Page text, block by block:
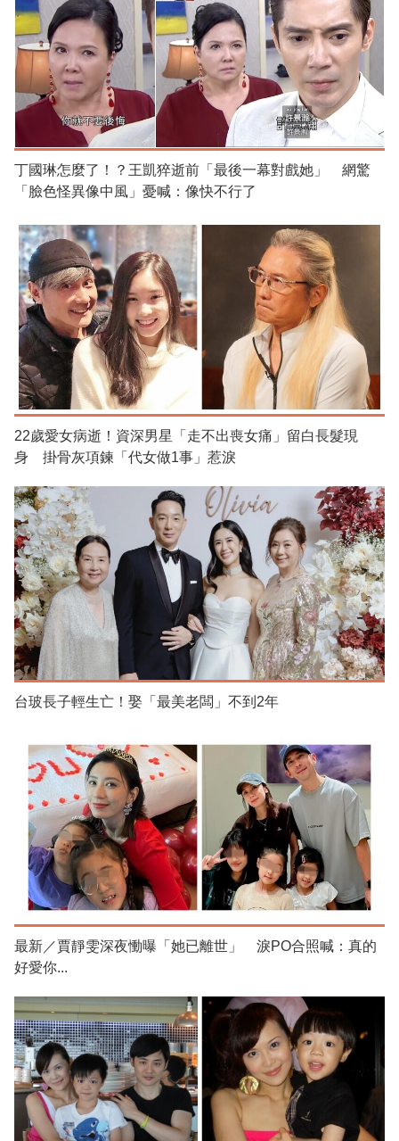
丁國琳怎麼了！？王凱猝逝前「最後一幕對戲她」 網驚
「臉色怪異像中風」憂喊：像快不行了
22歲愛女病逝！資深男星「走不出喪女痛」留白長髮現
身 掛骨灰項鍊「代女做1事」惹淚
台玻長子輕生亡！娶「最美老闆」不到2年
最新／賈靜雯深夜慟曝「她已離世」 淚PO合照喊：真的
好愛你...